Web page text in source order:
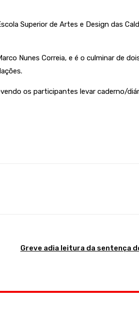
Superior de Artes e Design das
Nunes Correia, e é o culminar de
os participantes levar caderno/
Greve adia leitura da sentença